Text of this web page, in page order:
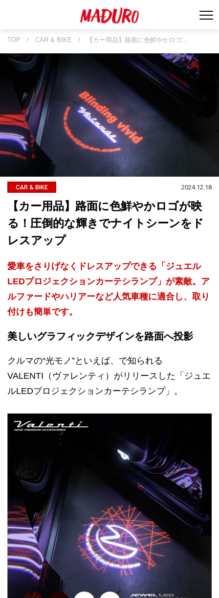
TOP / CAR & BIKE / 【カー用品】路面に色鮮やかロゴ…
CAR & BIKE 2024.12.18
【カー用品】路面に色鮮やかロゴが映
る！圧倒的な輝きでナイトシーンをド
レスアップ
愛車をさりげなくドレスアップできる「ジュエル
LEDプロジェクションカーテシランプ」が素敵。ア
ルファードやハリアーなど人気車種に適合し、取り
付けも簡単です。
美しいグラフィックデザインを路面へ投影
クルマの“光モノ”といえば、で知られる
VALENTI（ヴァレンティ）がリリースした「ジュエ
ルLEDプロジェクションカーテシランプ」。